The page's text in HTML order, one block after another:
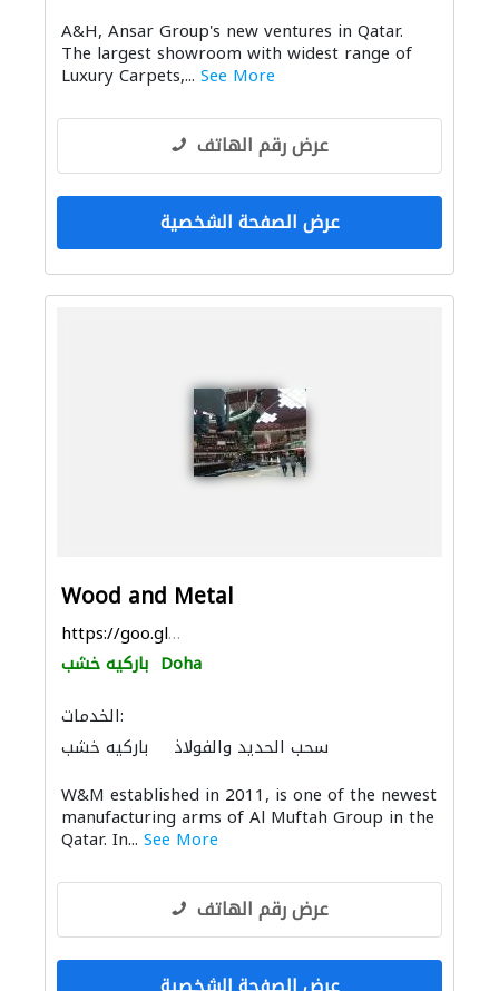
A&H, Ansar Group's new ventures in Qatar.
The largest showroom with widest range of
Luxury Carpets,... See More
عرض رقم الهاتف
عرض الصفحة الشخصية
Wood and Metal
https://goo.gl/maps/bvKq3cWACVwyNkPq9
باركيه خشب Doha
الخدمات:
باركيه خشب
سحب الحديد والفولاذ
منتجات الجبس الأثاث والمفروشات المنزلية
الأثاث المكتبي مقاولون تسليم مفتاح
الحديد والأدوات المعدنية
W&M established in 2011, is one of the newest
manufacturing arms of Al Muftah Group in the
Qatar. In... See More
عرض رقم الهاتف